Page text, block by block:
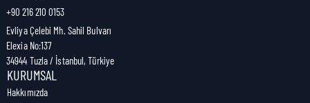
Nakliye Ağırlığı:
+90 216 210 0153
Evliya Çelebi Mh. Sahil Bulvarı
Elexia No:137
34944 Tuzla / İstanbul, Türkiye
KURUMSAL
Hakkımızda